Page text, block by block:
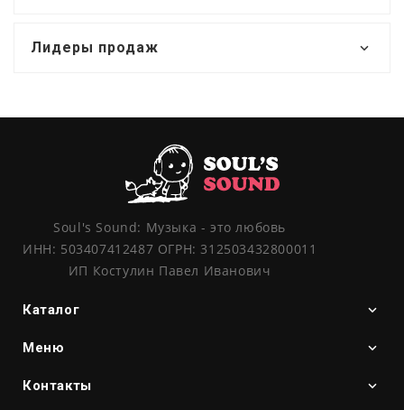
Лидеры продаж
Soul's Sound: Музыка - это любовь
ИНН: 503407412487 ОГРН: 312503432800011
ИП Костулин Павел Иванович
Каталог
Меню
Контакты